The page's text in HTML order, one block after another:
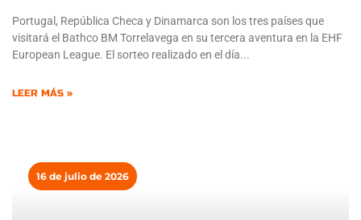
Portugal, República Checa y Dinamarca son los tres países que
visitará el Bathco BM Torrelavega en su tercera aventura en la EHF
European League. El sorteo realizado en el día
LEER MÁS »
16 de julio de 2026